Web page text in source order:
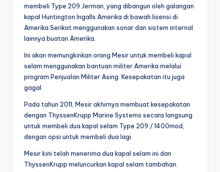
membeli Type 209 Jerman, yang dibangun oleh galangan
kapal Huntington Ingalls Amerika di bawah lisensi di
Amerika Serikat menggunakan sonar dan sistem internal
lainnya buatan Amerika.
Ini akan memungkinkan orang Mesir untuk membeli kapal
selam menggunakan bantuan militer Amerika melalui
program Penjualan Militer Asing. Kesepakatan itu juga
gagal.
Pada tahun 2011, Mesir akhirnya membuat kesepakatan
dengan ThyssenKrupp Marine Systems secara langsung
untuk membeli dua kapal selam Type 209 / 1400mod,
dengan opsi untuk membeli dua lagi.
Mesir kini telah menerima dua kapal selam ini dan
ThyssenKrupp meluncurkan kapal selam tambahan.